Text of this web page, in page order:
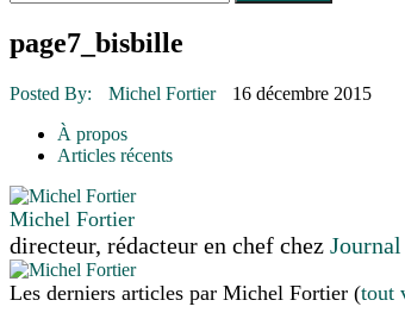
30 juin 2015 | Fantaisie et créativité en mode
16 juillet 2026 | Une Saint-Jean rassembleuse
16 juillet 2026 | POLITIQUE
16 juillet 2026
16 juillet 2026
page7_bisbille
Posted By: Michel Fortier
16 décembre 2015
À propos
Articles récents
Michel Fortier
directeur, rédacteur en chef chez
Les derniers articles par Michel Fortier (tout